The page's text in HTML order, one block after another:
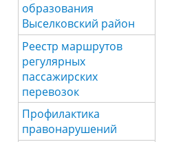
образования
Выселковский район
Реестр маршрутов
регулярных
пассажирских
перевозок
Профилактика
правонарушений